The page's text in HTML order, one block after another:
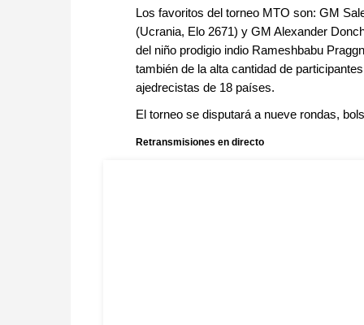
Los favoritos del torneo MTO son: GM
(Ucrania, Elo 2671) y GM Alexander
del niño prodigio indio Rameshbabu
también de la alta cantidad de
ajedrecistas de 18 países.
El torneo se disputará a nueve rondas,
Retransmisiones en directo